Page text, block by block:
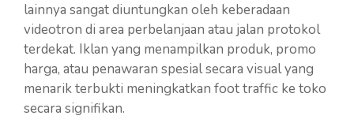
lainnya sangat diuntungkan oleh keberadaan
videotron di area perbelanjaan atau jalan protokol
terdekat. Iklan yang menampilkan produk, promo
harga, atau penawaran spesial secara visual yang
menarik terbukti meningkatkan foot traffic ke toko
secara signifikan.